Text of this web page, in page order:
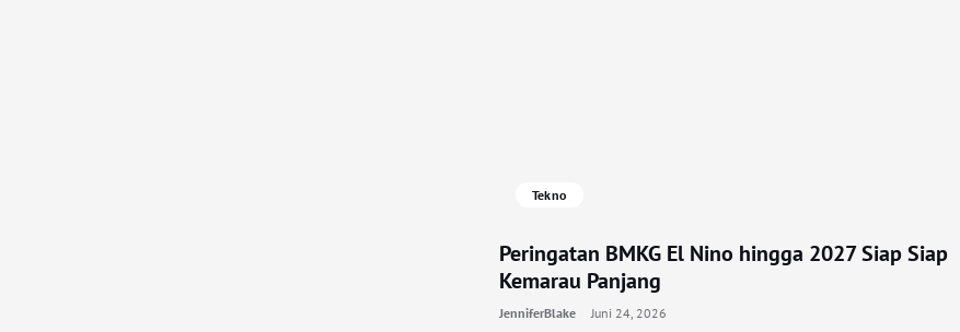
Tekno
Peringatan BMKG El Nino hingga 2027 Siap Siap
Kemarau Panjang
JenniferBlake Juni 24, 2026